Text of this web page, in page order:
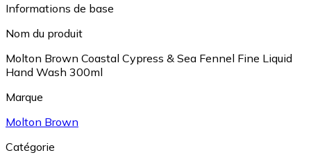
Informations de base
Nom du produit
Molton Brown Coastal Cypress & Sea Fennel Fine Liquid
Hand Wash 300ml
Marque
Molton Brown
Catégorie